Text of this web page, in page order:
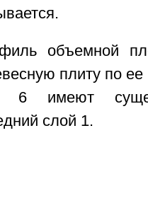
объемной
плиту по
6 имеют
слой 1.